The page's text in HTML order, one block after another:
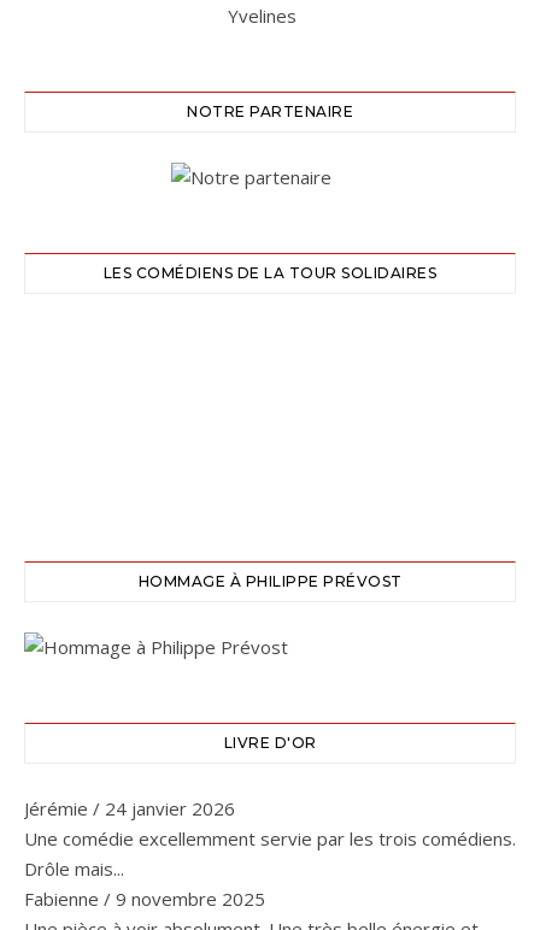
NOTRE PARTENAIRE
LES COMÉDIENS DE LA TOUR SOLIDAIRES
HOMMAGE À PHILIPPE PRÉVOST
LIVRE D'OR
Jérémie / 24 janvier 2026
Une comédie excellemment servie par les trois comédiens.
Drôle mais...
Fabienne / 9 novembre 2025